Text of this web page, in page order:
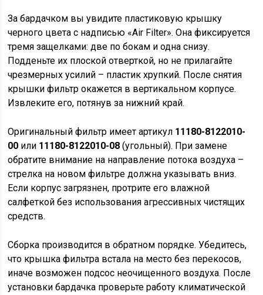
За бардачком вы увидите пластиковую крышку
черного цвета с надписью «Air Filter». Она фиксируется
тремя защелками: две по бокам и одна снизу.
Подденьте их плоской отверткой, но не прилагайте
чрезмерных усилий – пластик хрупкий. После снятия
крышки фильтр окажется в вертикальном корпусе.
Извлеките его, потянув за нижний край.
Оригинальный фильтр имеет артикул 11180-8122010-
00 или 11180-8122010-08 (угольный). При замене
обратите внимание на направление потока воздуха –
стрелка на новом фильтре должна указывать вниз.
Если корпус загрязнен, протрите его влажной
салфеткой без использования агрессивных чистящих
средств.
Сборка производится в обратном порядке. Убедитесь,
что крышка фильтра встала на место без перекосов,
иначе возможен подсос неочищенного воздуха. После
установки бардачка проверьте работу климатической